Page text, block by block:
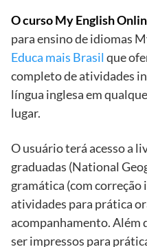
O curso My English
para ensino de idiomas
Educa mais Brasil que
completo de atividades
língua inglesa em
lugar.
O usuário terá acesso a
graduadas (National
gramática (com
atividades para prática
acompanhamento. Além
ser impressos para